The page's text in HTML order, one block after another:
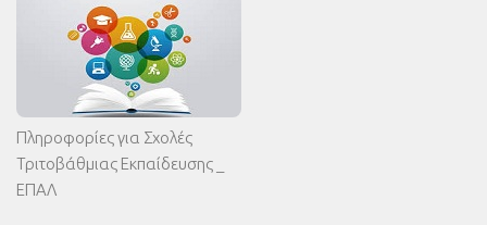
Πληροφορίες για Σχολές
Τριτοβάθμιας Εκπαίδευσης _
ΕΠΑΛ